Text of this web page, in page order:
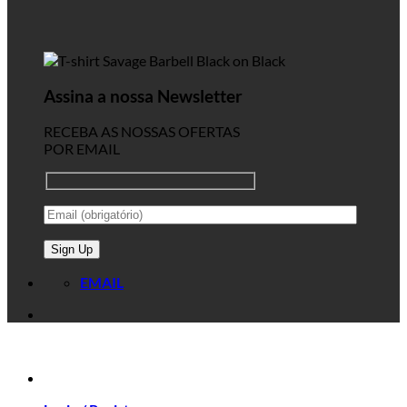
Assina a nossa Newsletter
RECEBA AS NOSSAS OFERTAS
POR EMAIL
EMAIL